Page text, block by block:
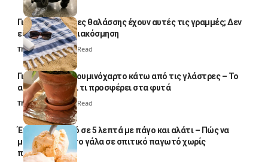
Γιατί οι πετσέτες θαλάσσης έχουν αυτές τις γραμμές; Δεν
είναι μόνο για διακόσμηση
Thali Ombre5 Min Read
Γιατί βάζουν αλουμινόχαρτο κάτω από τις γλάστρες – Το
απλό κόλπο και τι προσφέρει στα φυτά
Thali Ombre4 Min Read
Έτοιμο παγωτό σε 5 λεπτά με πάγο και αλάτι – Πώς να
μετατρέψετε το γάλα σε σπιτικό παγωτό χωρίς
παγωτομηχανή